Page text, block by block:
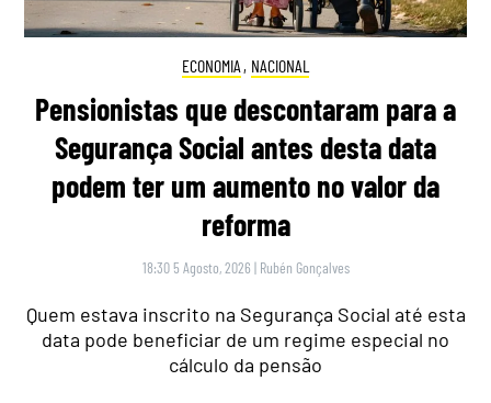
ECONOMIA , NACIONAL
Pensionistas que descontaram para a
Segurança Social antes desta data
podem ter um aumento no valor da
reforma
18:30 5 Agosto, 2026 | Rubén Gonçalves
Quem estava inscrito na Segurança Social até esta
data pode beneficiar de um regime especial no
cálculo da pensão